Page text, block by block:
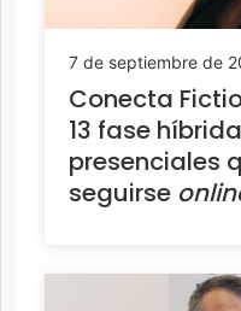
7 de septiembre de
Conecta
13 fase
presenciales
seguirse